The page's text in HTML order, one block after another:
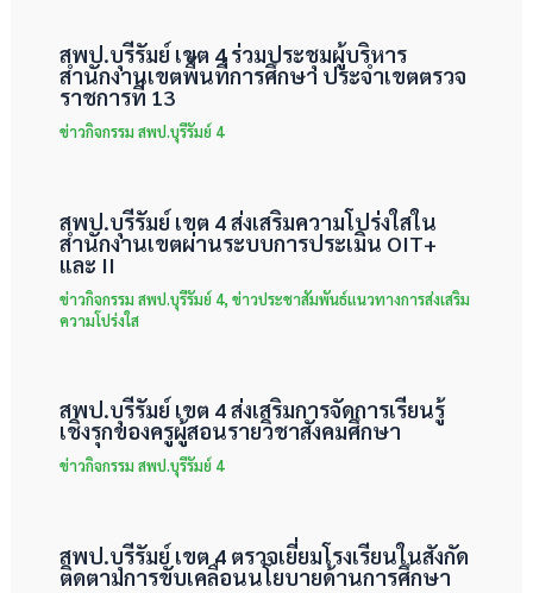
สพป.บุรีรัมย์ เขต 4 ร่วมประชุมผู้บริหาร
สำนักงานเขตพื้นที่การศึกษา ประจำเขตตรวจ
ราชการที่ 13
ข่าวกิจกรรม สพป.บุรีรัมย์ 4
สพป.บุรีรัมย์ เขต 4 ส่งเสริมความโปร่งใสใน
สำนักงานเขตผ่านระบบการประเมิน OIT+
และ II
ข่าวกิจกรรม สพป.บุรีรัมย์ 4, ข่าวประชาสัมพันธ์แนวทางการส่งเสริม
ความโปร่งใส
สพป.บุรีรัมย์ เขต 4 ส่งเสริมการจัดการเรียนรู้
เชิงรุกของครูผู้สอนรายวิชาสังคมศึกษา
ข่าวกิจกรรม สพป.บุรีรัมย์ 4
สพป.บุรีรัมย์ เขต 4 ตรวจเยี่ยมโรงเรียนในสังกัด
ติดตามการขับเคลื่อนนโยบายด้านการศึกษา